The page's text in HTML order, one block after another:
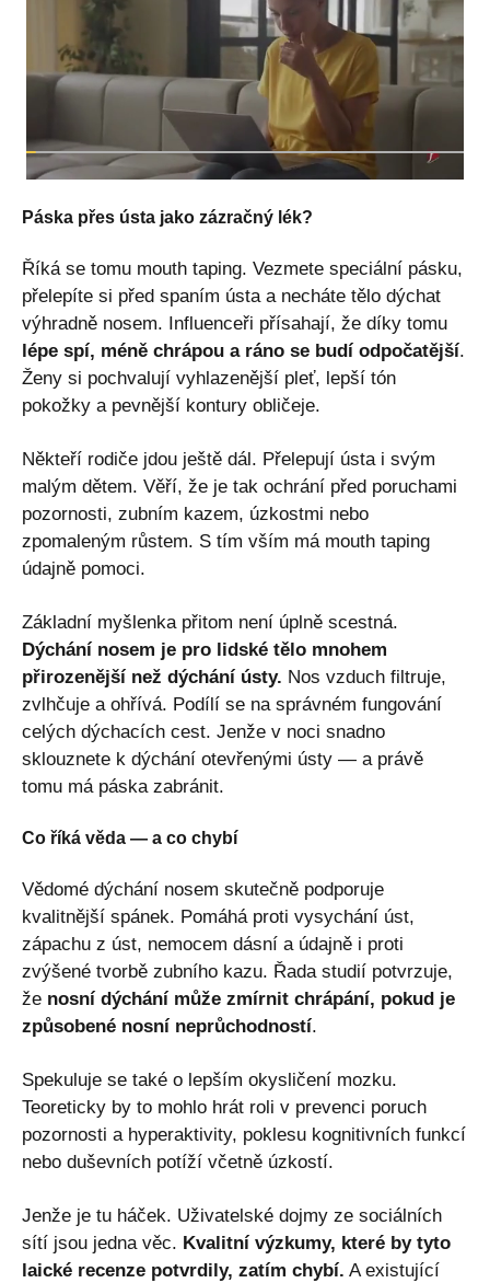
Páska přes ústa jako zázračný lék?
Říká se tomu mouth taping. Vezmete speciální pásku,
přelepíte si před spaním ústa a necháte tělo dýchat
výhradně nosem. Influenceři přísahají, že díky tomu
lépe spí, méně chrápou a ráno se budí odpočatější.
Ženy si pochvalují vyhlazenější pleť, lepší tón
pokožky a pevnější kontury obličeje.
Někteří rodiče jdou ještě dál. Přelepují ústa i svým
malým dětem. Věří, že je tak ochrání před poruchami
pozornosti, zubním kazem, úzkostmi nebo
zpomaleným růstem. S tím vším má mouth taping
údajně pomoci.
Základní myšlenka přitom není úplně scestná.
Dýchání nosem je pro lidské tělo mnohem
přirozenější než dýchání ústy. Nos vzduch filtruje,
zvlhčuje a ohřívá. Podílí se na správném fungování
celých dýchacích cest. Jenže v noci snadno
sklouznete k dýchání otevřenými ústy — a právě
tomu má páska zabránit.
Co říká věda — a co chybí
Vědomé dýchání nosem skutečně podporuje
kvalitnější spánek. Pomáhá proti vysychání úst,
zápachu z úst, nemocem dásní a údajně i proti
zvýšené tvorbě zubního kazu. Řada studií potvrzuje,
že nosní dýchání může zmírnit chrápání, pokud je
způsobené nosní neprůchodností.
Spekuluje se také o lepším okysličení mozku.
Teoreticky by to mohlo hrát roli v prevenci poruch
pozornosti a hyperaktivity, poklesu kognitivních funkcí
nebo duševních potíží včetně úzkostí.
Jenže je tu háček. Uživatelské dojmy ze sociálních
sítí jsou jedna věc. Kvalitní výzkumy, které by tyto
laické recenze potvrdily, zatím chybí. A existující